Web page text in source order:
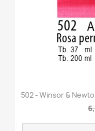
502 - Winsor &